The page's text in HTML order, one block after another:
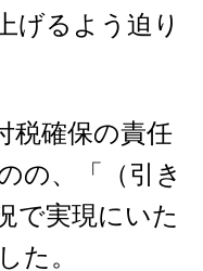
げるよう迫り
税確保の責任
の、「（引き
で実現にいた
た。